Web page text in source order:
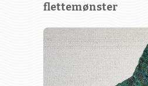
flettemønster